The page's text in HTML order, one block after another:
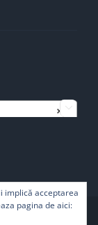
× 
rezervate
implică acceptarea
pagina de aici: